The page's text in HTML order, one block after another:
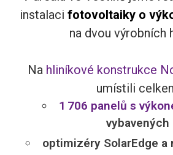
instalaci fotovoltaiky o
na dvou výrobních
Na hliníkové konstrukce
umístili
1 706 panelů s
vybavených
optimizéry SolarEdge a